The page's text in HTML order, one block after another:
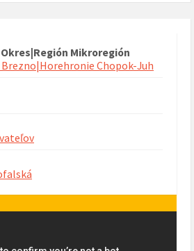
Okres|Región Mikroregión
Chopok-Juh